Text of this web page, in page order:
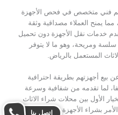
فني متخصص في فحص الأجهزة
مما يمنح العملاء مصداقية وثقة
خدمات نقل الأجهزة دون تحميل
سلسة ومريحة، وهو ما لا يتوفر
المستعمل بالرياض.
بيع أجهزتهم بطريقة احترافية
لما تقدمه من شفافية وسرعة
الأول بين محلات شراء الاثاث
بشراء الأجهزة بكافة أنواعها.
إتصل بنا